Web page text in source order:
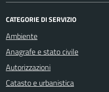
CATEGORIE DI SERVIZIO
Ambiente
Anagrafe e stato civile
Autorizzazioni
Catasto e urbanistica